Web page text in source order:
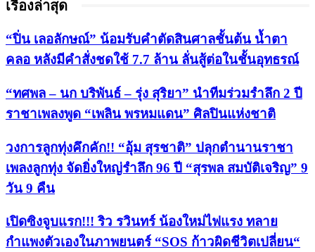
เรื่องล่าสุด
“ปิ่น เลอลักษณ์” น้อมรับคำตัดสินศาลชั้นต้น น้ำตา
คลอ หลังมีคำสั่งชดใช้ 7.7 ล้าน ลั่นสู้ต่อในชั้นอุทธรณ์
“ทศพล – นก บริพันธ์ – รุ่ง สุริยา” นำทีมร่วมรำลึก 2 ปี
ราชาเพลงพูด “เพลิน พรหมแดน” ศิลปินแห่งชาติ
วงการลูกทุ่งคึกคัก!! “อุ้ม สุรชาติ” ปลุกตำนานราชา
เพลงลูกทุ่ง จัดยิ่งใหญ่รำลึก 96 ปี “สุรพล สมบัติเจริญ” 9
วัน 9 คืน
เปิดซิงจูบแรก!!! ริว รวินทร์ น้องใหม่ไฟแรง ทลาย
กำแพงตัวเองในภาพยนตร์ “SOS ก้าวผิดชีวิตเปลี่ยน“